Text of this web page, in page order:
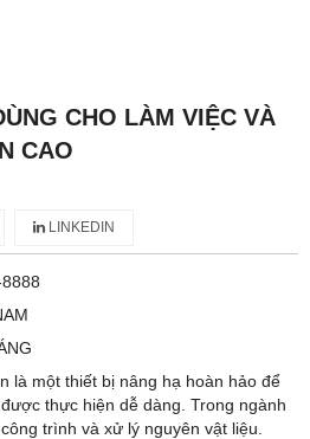
CHO LÀM VIỆC VÀ
CAO
LINKEDIN
là một thiết bị nâng hạ hoàn hảo để
thực hiện dễ dàng. Trong ngành
trình và xử lý nguyên vật liệu.